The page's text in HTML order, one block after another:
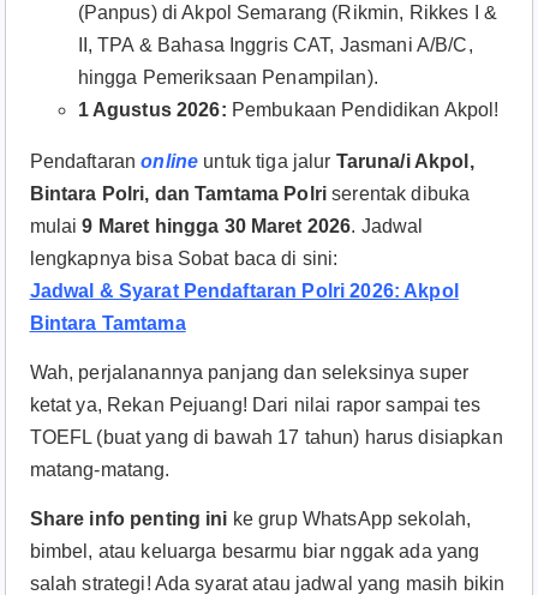
(Panpus) di Akpol Semarang (Rikmin, Rikkes I &
II, TPA & Bahasa Inggris CAT, Jasmani A/B/C,
hingga Pemeriksaan Penampilan).
1 Agustus 2026: Pembukaan Pendidikan Akpol!
Pendaftaranonline untuk tiga jalur Taruna/i Akpol,
Bintara Polri, dan Tamtama Polri serentak dibuka
mulai9 Maret hingga 30 Maret 2026. Jadwal
lengkapnya bisa Sobat baca di sini:
Jadwal & Syarat Pendaftaran Polri 2026: Akpol
Bintara Tamtama
Wah, perjalanannya panjang dan seleksinya super
ketat ya, Rekan Pejuang! Dari nilai rapor sampai tes
TOEFL (buat yang di bawah 17 tahun) harus disiapkan
matang-matang.
Share info penting ini ke grup WhatsApp sekolah,
bimbel, atau keluarga besarmu biar nggak ada yang
salah strategi! Ada syarat atau jadwal yang masih bikin